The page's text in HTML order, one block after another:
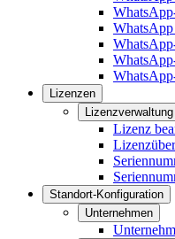
Lizenzen
Lizenzverwaltung
Lizenz
Standort-Konfiguration
Unternehmen